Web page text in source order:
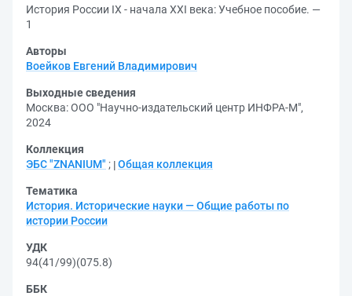
История России IX - начала XXI века: Учебное пособие. —
1
Авторы
Воейков Евгений Владимирович
Выходные сведения
Москва: ООО "Научно-издательский центр ИНФРА-М",
2024
Коллекция
ЭБС "ZNANIUM" ; Общая коллекция
Тематика
История. Исторические науки — Общие работы по
истории России
УДК
94(41/99)(075.8)
ББК